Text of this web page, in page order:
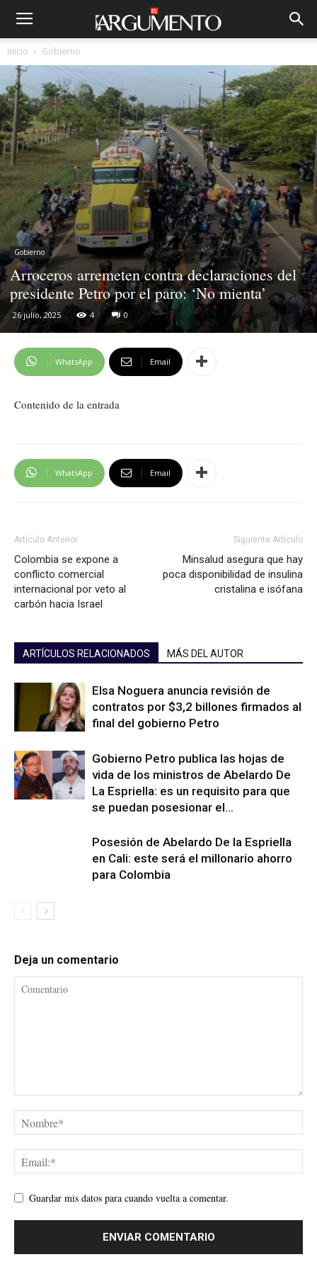
Inicio Gobierno
Gobierno
Arroceros arremeten contra declaraciones del
presidente Petro por el paro: ‘No mienta’
26 julio, 2025 4 0
WhatsApp Email
Contenido de la entrada
WhatsApp Email
Artículo Anterior
Colombia se expone a
conflicto comercial
internacional por veto al
carbón hacia Israel
Siguiente Artículo
Minsalud asegura que hay
poca disponibilidad de insulina
cristalina e isófana
ARTÍCULOS RELACIONADOS MÁS DEL AUTOR
Elsa Noguera anuncia revisión de
contratos por $3,2 billones firmados al
final del gobierno Petro
Gobierno Petro publica las hojas de
vida de los ministros de Abelardo De
La Espriella: es un requisito para que
se puedan posesionar el...
Posesión de Abelardo De la Espriella
en Cali: este será el millonario ahorro
para Colombia
Deja un comentario
Guardar mis datos para cuando vuelta a comentar.